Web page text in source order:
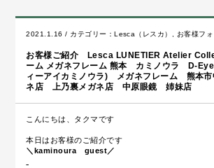
2021.1.16 / カテゴリー：Lesca（レスカ） お客様フォ
お客様ご紹介 Lesca LUNETIER Atelier
ーム メガネフレーム 熊本 カミノウラ D-
ィーアイカミノウラ) メガネフレーム 熊本市
ネ店 上乃裏メガネ店 中原眼鏡 姉妹店
こんにちは、タクマです
本日はお客様のご紹介です
＼kaminoura guest／